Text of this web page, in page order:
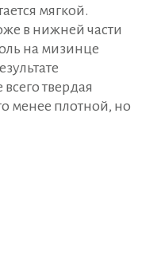
мягкой.
в нижней части
на мизинце
твердая
менее плотной, но